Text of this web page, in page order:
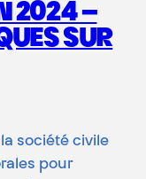
2024 –
SUR
société civile
pour